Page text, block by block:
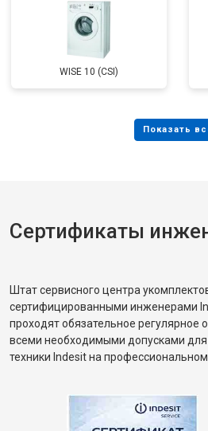
WISE 10 (CSI)
Сертификаты
Штат сервисного центра
сертифицированными инженерами
проходят обязательное регулярное
всеми необходимыми допусками
техники Indesit на профессиональном